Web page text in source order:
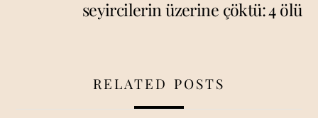
seyircilerin üzerine çöktü: 4 ölü
RELATED POSTS